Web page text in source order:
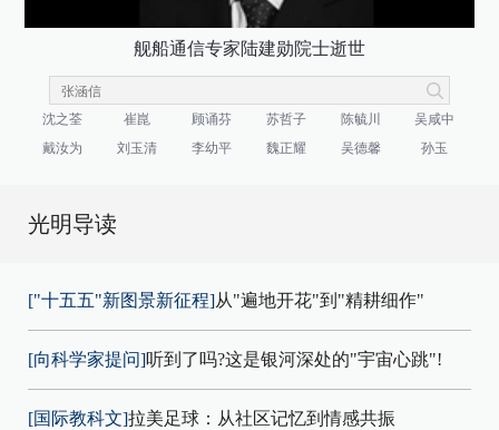
舰船通信专家陆建勋院士逝世
沈之荃 崔崑 顾诵芬 苏哲子 陈毓川
吴咸中
戴汝为
刘玉清 李幼平 魏正耀 吴德馨 孙玉
光明导读
["十五五"新图景新征程]从"遍地开花"到"精耕细作"
[向科学家提问]听到了吗?这是银河深处的"宇宙心跳"!
[国际教科文]拉美足球：从社区记忆到情感共振